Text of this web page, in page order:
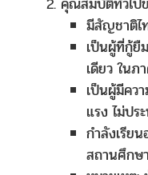
มีสัญชาติไ
เป็นผู้ที่กู้ยื
เดียว ในภ
เป็นผู้มีคว
แรง ไม่ปร
กำลังเรีย
สถานศึกษ